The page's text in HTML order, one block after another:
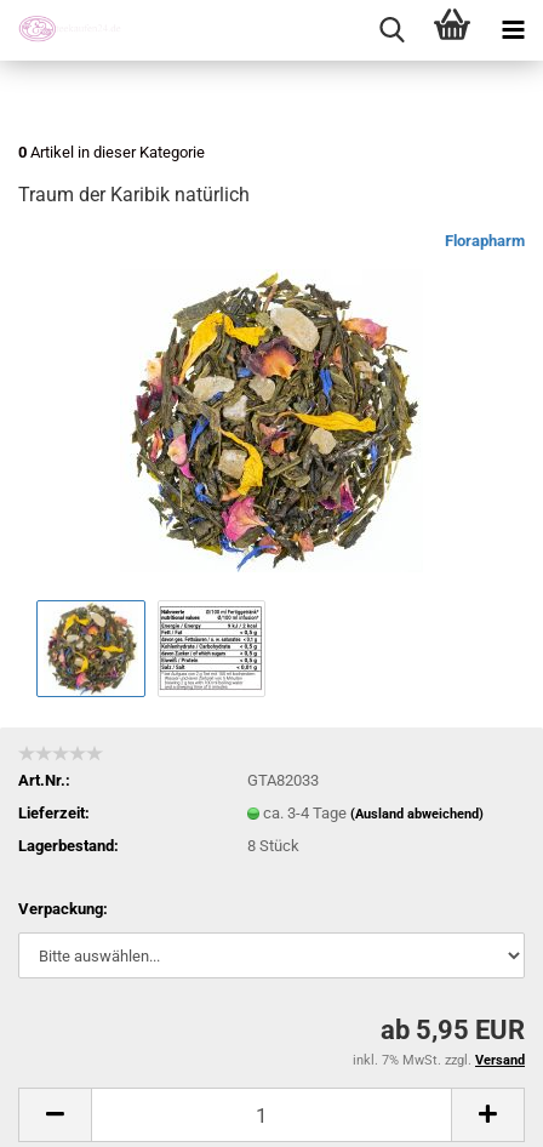
0 Artikel in dieser Kategorie
Traum der Karibik natürlich
Florapharm
Art.Nr.:
GTA82033
Lieferzeit:
ca. 3-4 Tage(Ausland abweichend)
Lagerbestand: 8Stück
Verpackung:
ab 5,95 EUR
inkl. 7% MwSt. zzgl. Versand